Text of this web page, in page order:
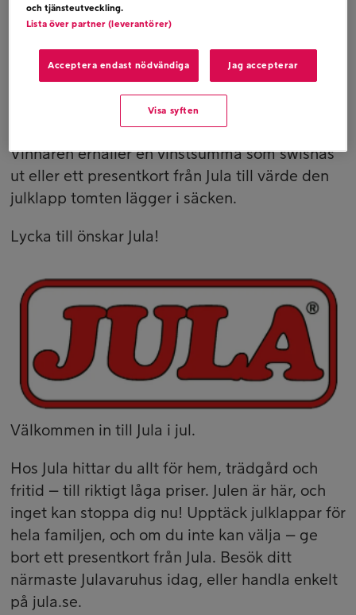
Tävla
Ring in till studion på telefon 90211 på angiven
signal ca kl 08 vardagar.
Tävlingen pågår 1-19 december
Vinstspecifikation
Vinnaren erhåller en vinstsumma som swishas
ut eller ett presentkort från Jula till värde den
julklapp tomten lägger i säcken.
Lycka till önskar Jula!
Välkommen in till Jula i jul.
Hos Jula hittar du allt för hem, trädgård och
fritid – till riktigt låga priser. Julen är här, och
inget kan stoppa dig nu! Upptäck julklappar för
hela familjen, och om du inte kan välja – ge
bort ett presentkort från Jula. Besök ditt
närmaste Julavaruhus idag, eller handla enkelt
på jula.se.
och tjänsteutveckling.
Lista över partner (leverantörer)
Acceptera endast nödvändiga Jag accepterar
Visa syften